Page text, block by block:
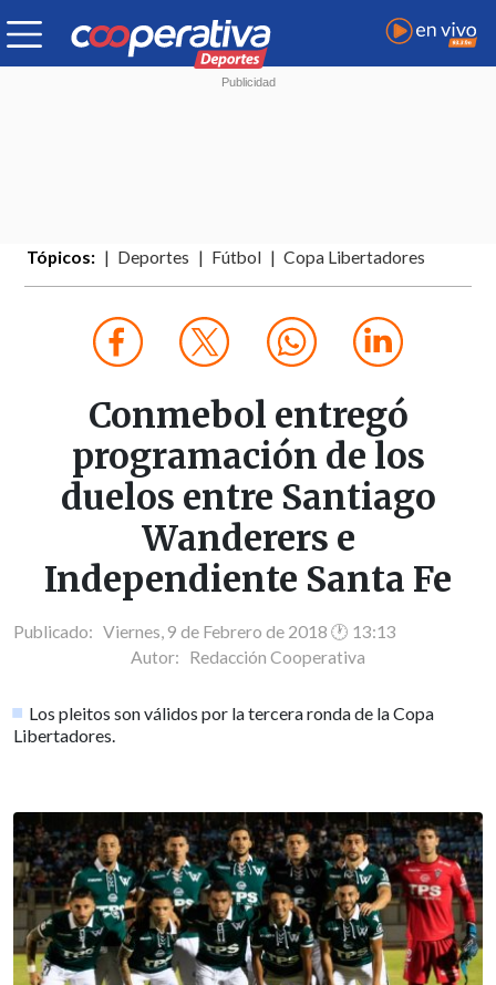
Tópicos: Deportes Fútbol Copa Libertadores
Conmebol entregó
programación de los
duelos entre Santiago
Wanderers e
Independiente Santa Fe
Publicado: Viernes, 9 de Febrero de 2018 🕐 13:13
Autor: Redacción Cooperativa
Los pleitos son válidos por la tercera ronda de la Copa
Libertadores.